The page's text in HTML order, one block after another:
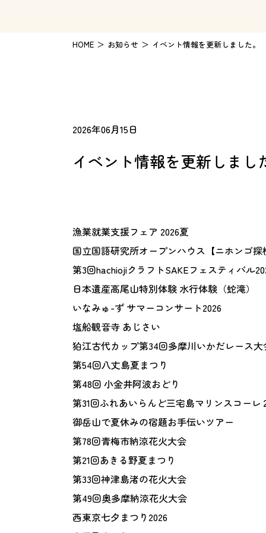
HOME お知らせ イベント情報を更新しました。
2026年06月15日
イベント情報を更新しまし
漁業就業支援フェア 2026夏
国立国語研究所オープンハウス【ニホンゴ探
第3回hachiojiクラフトSAKEフェスティバル
日本遺産高尾山特別体験 水行体験（蛇滝）
いなみゅ-ず サマーコンサート2026
塩船観音寺 あじさい
狛江古代カップ第34回多摩川いかだレース大
第54回八丈島夏まつり
第48回 小金井阿波おどり
第31回ふれあいらんど三宅島マリンスコー
御岳山で夏休みの宿題お手伝いツアー
第78回青梅市納涼花火大会
第21回あきる野夏まつり
第33回神津島渚の花火大会
第49回奥多摩納涼花火大会
西東京七夕まつり2026